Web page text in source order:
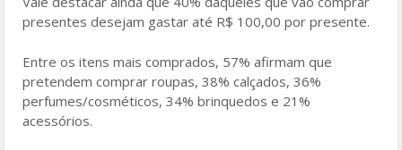
presentes desejam gastar até R$ 100,00 por presente.
Entre os itens mais comprados, 57% afirmam que
pretendem comprar roupas, 38% calçados, 36%
perfumes/cosméticos, 34% brinquedos e 21%
acessórios.